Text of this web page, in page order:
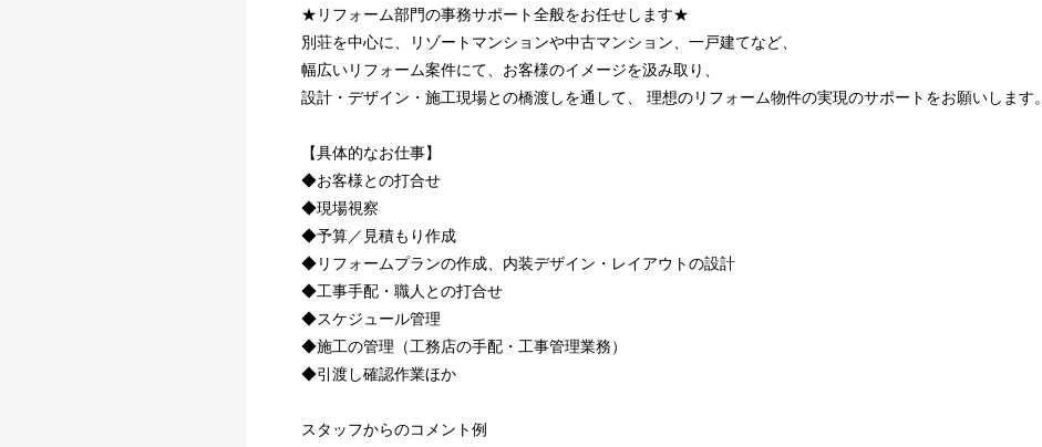
★リフォーム部門の事務サポート全般をお任せします★
別荘を中心に、リゾートマンションや中古マンション、一戸建てなど、
幅広いリフォーム案件にて、お客様のイメージを汲み取り、
設計・デザイン・施工現場との橋渡しを通して、 理想のリフォーム物件の実現のサポートをお願いします。
【具体的なお仕事】
◆お客様との打合せ
◆現場視察
◆予算／見積もり作成
◆リフォームプランの作成、内装デザイン・レイアウトの設計
◆工事手配・職人との打合せ
◆スケジュール管理
◆施工の管理（工務店の手配・工事管理業務）
◆引渡し確認作業ほか
スタッフからのコメント例